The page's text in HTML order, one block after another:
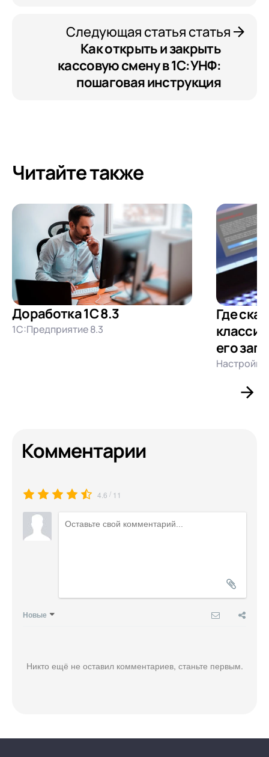
Следующая статья статья
Как открыть и закрыть
кассовую смену в 1С:УНФ:
пошаговая инструкция
Читайте также
Доработка 1С 8.3
1С:Предприятие 8.3
Где
его
Настройка
Комментарии
4.6 / 11
Новые
Никто ещё не оставил комментариев, станьте первым.